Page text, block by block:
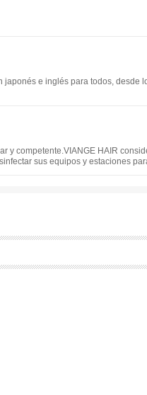
e inglés para todos, desde
y competente.VIANGE HAIR
sus equipos y estaciones